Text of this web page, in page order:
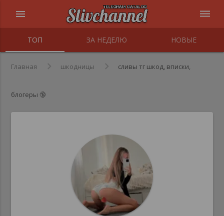
menu dehaze
ТОП ЗА НЕДЕЛЮ НОВЫЕ
Главная шкодницы сливы тг шкод, вписки,
блогеры 🔞